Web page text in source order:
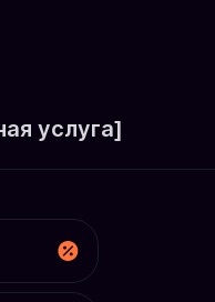
услуга]